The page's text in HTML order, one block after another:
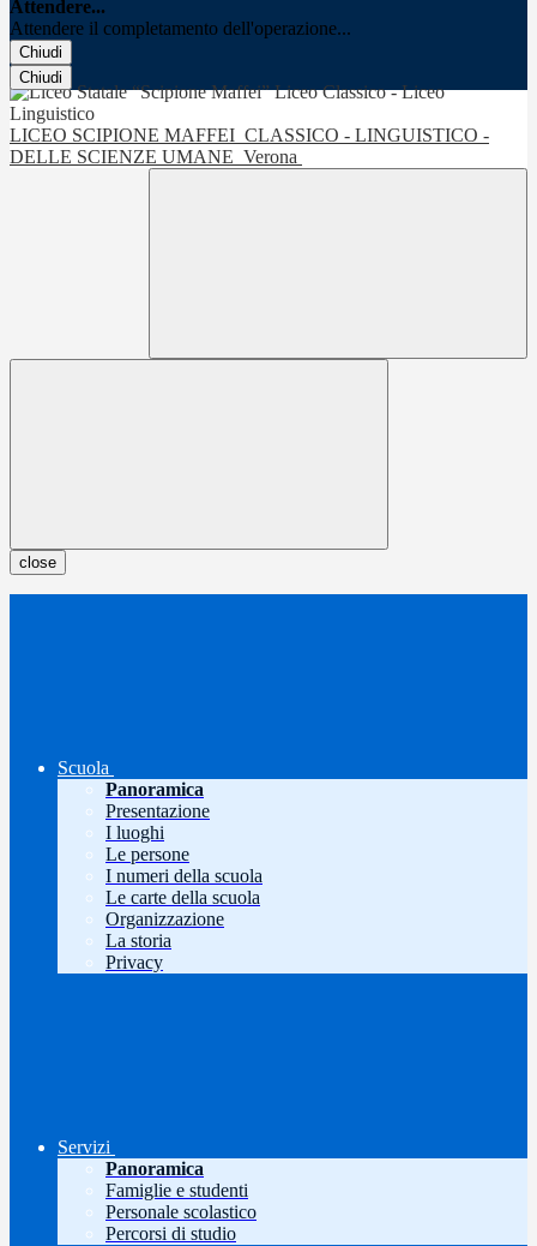
Attendere...
Attendere il completamento dell'operazione...
Chiudi
Chiudi
LICEO SCIPIONE MAFFEI CLASSICO - LINGUISTICO -
DELLE SCIENZE UMANE Verona
close
Scuola
Panoramica
Presentazione
I luoghi
Le persone
I numeri della scuola
Le carte della scuola
Organizzazione
La storia
Privacy
Servizi
Panoramica
Famiglie e studenti
Personale scolastico
Percorsi di studio